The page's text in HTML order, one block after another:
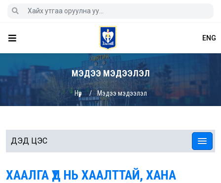
ENG
МЭДЭЭ МЭДЭЭЛЭЛ
Нүүр Мэдээ мэдээлэл
ДЭД ЦЭС
ХААЛГА ҮҮД НЬ ХААЛТТАЙ, ХАНА